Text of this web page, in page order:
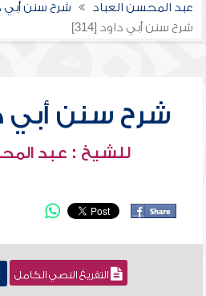
عبد المحسن العباد
شرح سنن أبي
شرح سنن أبي داود [314]
شرح سنن أبي
للشيخ : عبد
التفريغ النصي الكامل